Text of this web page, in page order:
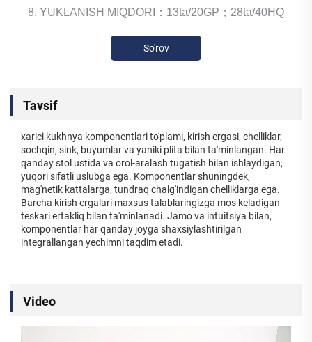
8. YUKLANISH MIQDORI：13ta/20GP；28ta/40HQ
So'rov
Tavsif
xarici kukhnya komponentlari to'plami, kirish ergasi, chelliklar,
sochqin, sink, buyumlar va yaniki plita bilan ta'minlangan. Har
qanday stol ustida va orol-aralash tugatish bilan ishlaydigan,
yuqori sifatli uslubga ega. Komponentlar shuningdek,
mag'netik kattalarga, tundraq chalg'indigan chelliklarga ega.
Barcha kirish ergalari maxsus talablaringizga mos keladigan
teskari ertakliq bilan ta'minlanadi. Jamo va intuitsiya bilan,
komponentlar har qanday joyga shaxsiylashtirilgan
integrallangan yechimni taqdim etadi.
Video